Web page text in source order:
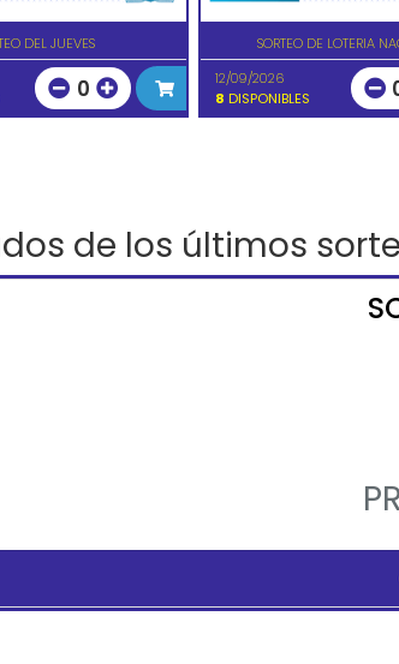
DEL JUEVES
0
SORTEO DE LOTERIA
12/09/2026
8 DISPONIBLES
de los últimos